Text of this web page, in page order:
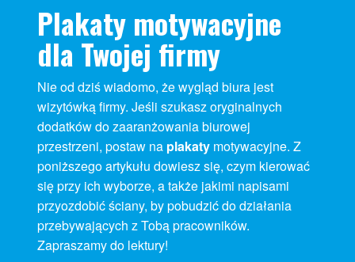
Plakaty motywacyjne
dla Twojej firmy
Nie od dziś wiadomo, że wygląd biura jest
wizytówką firmy. Jeśli szukasz oryginalnych
dodatków do zaaranżowania biurowej
przestrzeni, postaw na plakaty motywacyjne. Z
poniższego artykułu dowiesz się, czym kierować
się przy ich wyborze, a także jakimi napisami
przyozdobić ściany, by pobudzić do działania
przebywających z Tobą pracowników.
Zapraszamy do lektury!